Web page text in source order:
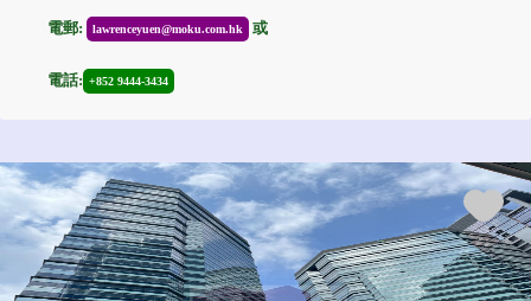
電郵: lawrenceyuen@moku.com.hk 或
電話: +852 9444-3434